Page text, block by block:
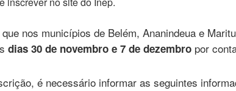
nos municípios de Belém, Ananindeua e
dias 30 de novembro e 7 de dezembro por
é necessário informar as seguintes